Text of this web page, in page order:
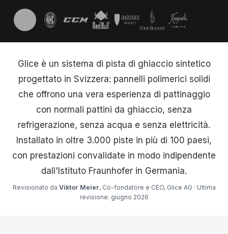
Glice è un sistema di pista di ghiaccio sintetico
progettato in Svizzera: pannelli polimerici solidi
che offrono una vera esperienza di pattinaggio
con normali pattini da ghiaccio, senza
refrigerazione, senza acqua e senza elettricità.
Installato in oltre 3.000 piste in più di 100 paesi,
con prestazioni convalidate in modo indipendente
dall'Istituto Fraunhofer in Germania.
Revisionato da Viktor Meier, Co-fondatore e CEO, Glice AG · Ultima
revisione: giugno 2026